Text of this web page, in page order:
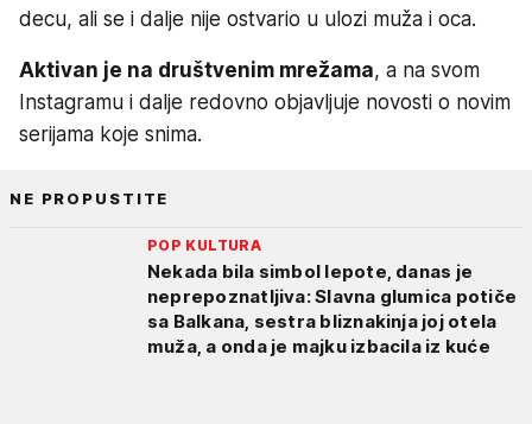
decu, ali se i dalje nije ostvario u ulozi muža i oca.
Aktivan je na društvenim mrežama, a na svom
Instagramu i dalje redovno objavljuje novosti o novim
serijama koje snima.
NE PROPUSTITE
POP KULTURA
Nekada bila simbol lepote, danas je
neprepoznatljiva: Slavna glumica potiče
sa Balkana, sestra bliznakinja joj otela
muža, a onda je majku izbacila iz kuće